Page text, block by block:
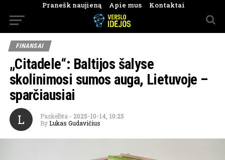
Pranešk naujieną Apie mus Kontaktai
FINANSAI
„Citadele“: Baltijos šalyse
skolinimosi sumos auga, Lietuvoje –
sparčiausiai
L Paskelbta - 2025-10-14, 10:25
By Lukas Gudavičius